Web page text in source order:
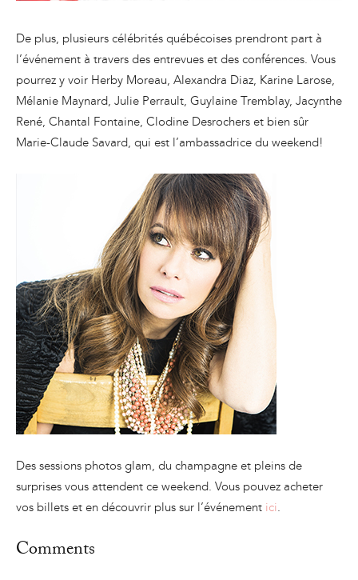
De plus, plusieurs célébrités québécoises prendront part à
l’événement à travers des entrevues et des conférences. Vous
pourrez y voir Herby Moreau, Alexandra Diaz, Karine Larose,
Mélanie Maynard, Julie Perrault, Guylaine Tremblay, Jacynthe
René, Chantal Fontaine, Clodine Desrochers et bien sûr
Marie-Claude Savard, qui est l’ambassadrice du weekend!
Des sessions photos glam, du champagne et pleins de
surprises vous attendent ce weekend. Vous pouvez acheter
vos billets et en découvrir plus sur l’événement ici.
Comments